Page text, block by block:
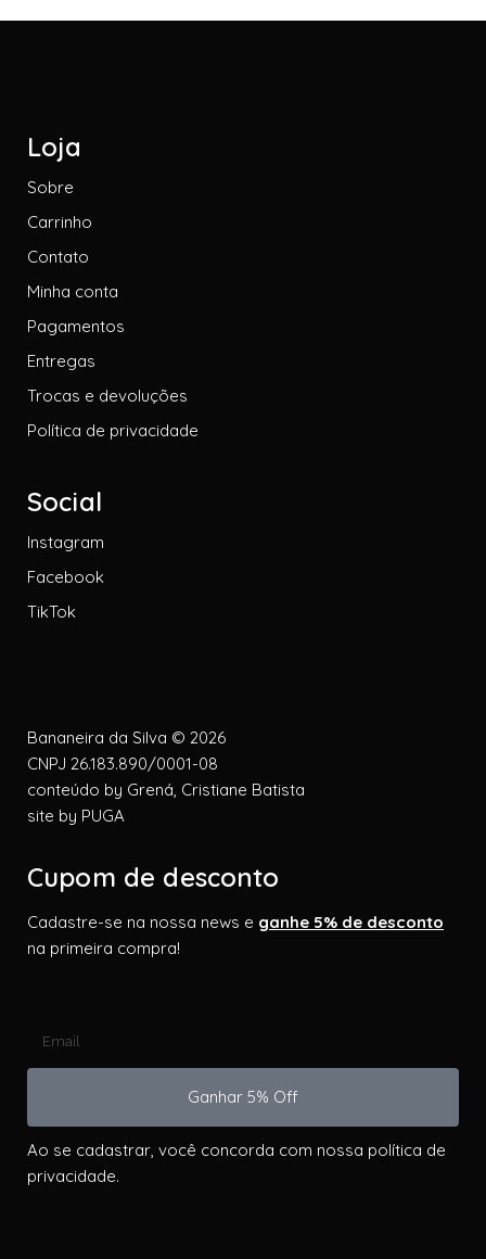
Loja
Sobre
Carrinho
Contato
Minha conta
Pagamentos
Entregas
Trocas e devoluções
Política de privacidade
Social
Instagram
Facebook
TikTok
Bananeira da Silva © 2026
CNPJ 26.183.890/0001-08
conteúdo by Grená, Cristiane Batista
site by PUGA
Cupom de desconto
Cadastre-se na nossa news e ganhe 5% de desconto
na primeira compra!
Ganhar 5% Off
Ao se cadastrar, você concorda com nossa política de
privacidade.